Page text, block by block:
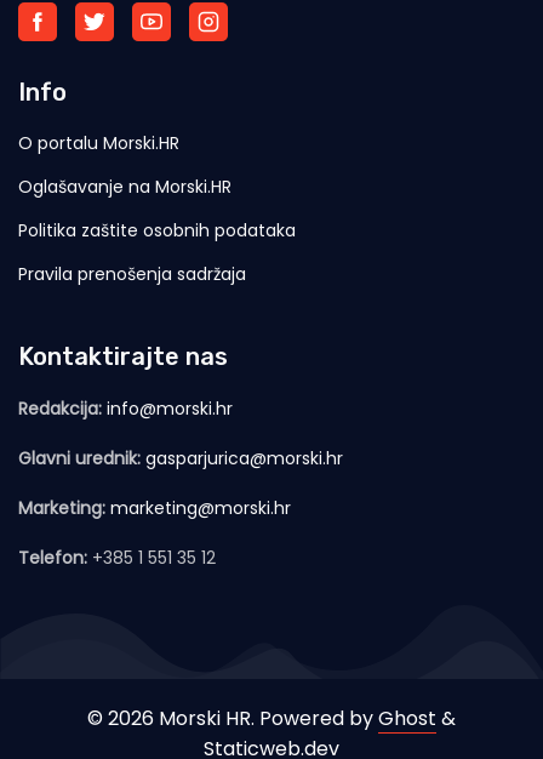
Info
O portalu Morski.HR
Oglašavanje na Morski.HR
Politika zaštite osobnih podataka
Pravila prenošenja sadržaja
Kontaktirajte nas
Redakcija: info@morski.hr
Glavni urednik: gasparjurica@morski.hr
Marketing: marketing@morski.hr
Telefon: +385 1 551 35 12
© 2026 Morski HR. Powered byGhost &
Staticweb.dev